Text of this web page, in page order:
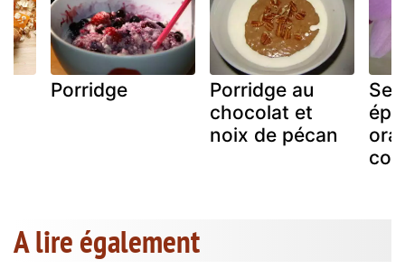
Porridge
Porridge au
chocolat et
noix de pécan
A lire également